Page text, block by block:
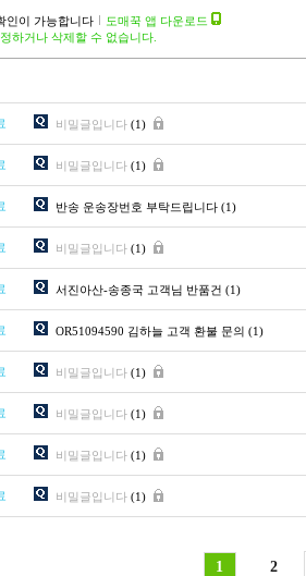
인이 가능합니다
도매꾹 앱 다운로드
하거나 삭제할 수 없습니다.
비밀글입니다 (1)
비밀글입니다 (1)
반송 운송장번호 부탁드립니다 (1)
비밀글입니다 (1)
서진아산-송종국 고객님 반품건 (1)
OR51094590 김하늘 고객 환불 문의 (1)
비밀글입니다 (1)
비밀글입니다 (1)
비밀글입니다 (1)
비밀글입니다 (1)
1 2